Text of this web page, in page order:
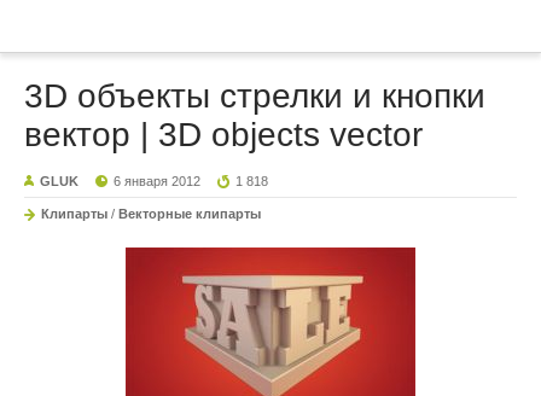
3D объекты стрелки и кнопки
вектор | 3D objects vector
GLUK 6 января 2012 1 818
Клипарты / Векторные клипарты